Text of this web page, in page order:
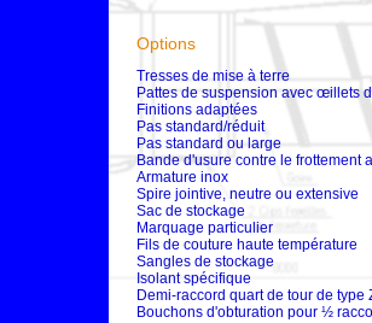
Options
Tresses de mise à terre
Pattes de suspension avec œillets
Finitions adaptées
Pas standard/réduit
Pas standard ou large
Bande d'usure contre le frottement
Armature inox
Spire jointive, neutre ou extensive
Sac de stockage
Marquage particulier
Fils de couture haute température
Sangles de stockage
Isolant spécifique
Demi-raccord quart de tour de type
Bouchons d'obturation pour ½